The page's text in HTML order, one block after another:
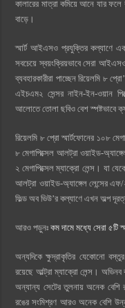
কালারের মাত্রা কমিয়ে আনে যার
বাড়ে।
স্মার্ট আইএসও প্রযুক্তির কল্যাণে
সবচেয়ে স্বয়ংক্রিয়ভাবে সেরা
ব্যবহারকারীরা পাচ্ছেন রিয়েলমি ৮
এইচএম২ সেন্সর নাইন-ইন-ওয়ান
আলোতে তোলা ছবিও বেশ স্পষ্টভাবে
রিয়েলমি ৮ প্রো স্মার্টফোনের ১০৮
৮ মেগাপিক্সেল আলট্রা ওয়াইড-
২ মেগাপিক্সেল ম্যাক্রো লেন্স। যা
আলট্রা ওয়াইড-অ্যাঙ্গেল লেন্সের এফ/
ফিল্ড অব ভিউ’র কল্যাণে এখন অল্প
আরও পড়ুনঃকম দামে মধ্যে সেরা ৫টি
অন্যদিকে ক্ষুদ্রাকৃতির যেকোনো
রয়েছে আল্ট্রা ম্যাক্রো লেন্স। অভিনব
অন্যান্য সেটের তুলনায় অনেক
রঙের সংমিশ্রণ আরও অনেক বেশি